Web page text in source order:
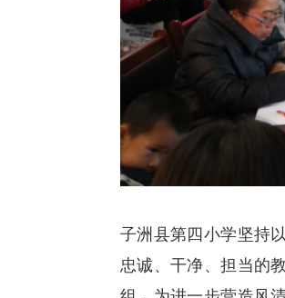
子洲县第四小学坚持
忠诚、干净、担当的